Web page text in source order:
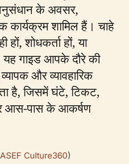
के अवसर,
कार्यक्रम शामिल हैं। चाहे
शोधकर्ता हों, या
यह गाइड आपके दौरे की
और व्यावहारिक
है, जिसमें घंटे, टिकट,
आस-पास के आकर्षण
ASEF Culture360)